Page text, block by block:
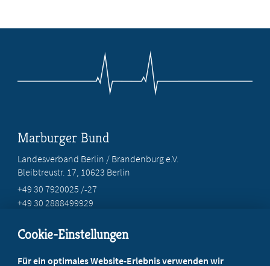
Marburger Bund
Landesverband Berlin / Brandenburg e.V.
Bleibtreustr. 17, 10623 Berlin
+49 30 7920025 /-27
+49 30 2888499929
Cookie-Einstellungen
Für ein optimales Website-Erlebnis verwenden wir